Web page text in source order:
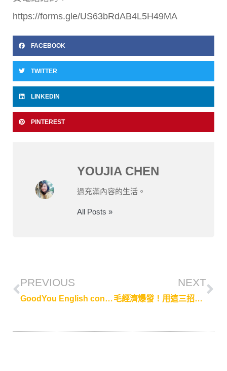
https://forms.gle/US63bRdAB4L5H49MA
FACEBOOK
TWITTER
LINKEDIN
PINTEREST
YOUJIA CHEN
過充滿內容的生活。
All Posts »
PREVIOUS
GoodYou English content marketing case study: 2019 Asian Tour Taipei Open
NEXT
毛經濟爆發！用這三招擄獲毛小孩的奴才們